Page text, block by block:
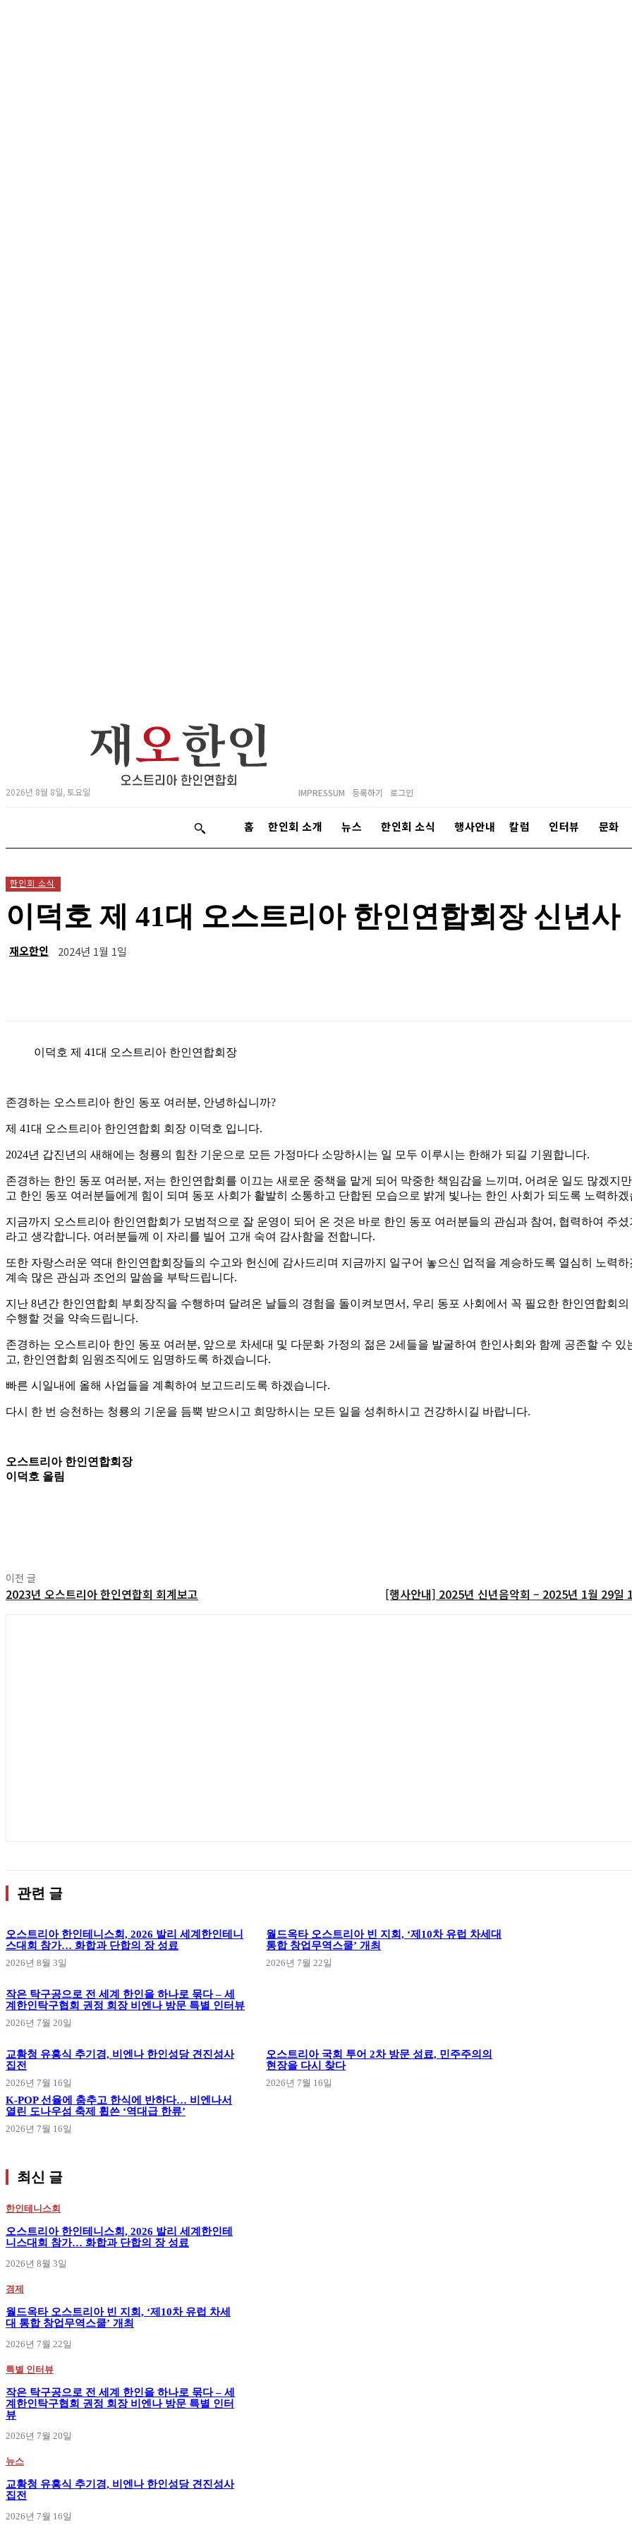
2026년 8월 8일, 토요일 IMPRESSUM 등록하기 로그인
홈 한인회 소개 뉴스 한인회 소식 행사안내 칼럼 인터뷰 문화
한인회 소식
이덕호 제 41대 오스트리아 한인연합회장 신년사
재오한인 2024년 1월 1일
이덕호 제 41대 오스트리아 한인연합회장
존경하는 오스트리아 한인 동포 여러분, 안녕하십니까?
제 41대 오스트리아 한인연합회 회장 이덕호 입니다.
2024년 갑진년의 새해에는 청룡의 힘찬 기운으로 모든 가정마다 소망하시는 일 모두 이루시는 한해가 되길 기원합니다.
존경하는 한인 동포 여러분, 저는 한인연합회를 이끄는 새로운 중책을 맡게 되어 막중한 책임감을 느끼며, 어려운 일도 많겠지
고 한인 동포 여러분들에게 힘이 되며 동포 사회가 활발히 소통하고 단합된 모습으로 밝게 빛나는 한인 사회가 되도록 노력하겠
지금까지 오스트리아 한인연합회가 모범적으로 잘 운영이 되어 온 것은 바로 한인 동포 여러분들의 관심과 참여, 협력하여 주
라고 생각합니다. 여러분들께 이 자리를 빌어 고개 숙여 감사함을 전합니다.
또한 자랑스러운 역대 한인연합회장들의 수고와 헌신에 감사드리며 지금까지 일구어 놓으신 업적을 계승하도록 열심히 노력
계속 많은 관심과 조언의 말씀을 부탁드립니다.
지난 8년간 한인연합회 부회장직을 수행하며 달려온 날들의 경험을 돌이켜보면서, 우리 동포 사회에서 꼭 필요한 한인연합회
수행할 것을 약속드립니다.
존경하는 오스트리아 한인 동포 여러분, 앞으로 차세대 및 다문화 가정의 젊은 2세들을 발굴하여 한인사회와 함께 공존할 수 있
고, 한인연합회 임원조직에도 임명하도록 하겠습니다.
빠른 시일내에 올해 사업들을 계획하여 보고드리도록 하겠습니다.
다시 한 번 승천하는 청룡의 기운을 듬뿍 받으시고 희망하시는 모든 일을 성취하시고 건강하시길 바랍니다.
오스트리아 한인연합회장
이덕호 올림
이전 글
2023년 오스트리아 한인연합회 회계보고 [행사안내] 2025년 신년음악회 – 2025년 1월 29일
관련 글
오스트리아 한인테니스회, 2026 발리 세계한인테니
스대회 참가… 화합과 단합의 장 성료
2026년 8월 3일
월드옥타 오스트리아 빈 지회, ‘제10차 유럽 차세대
통합 창업무역스쿨’ 개최
2026년 7월 22일
작은 탁구공으로 전 세계 한인을 하나로 묶다 – 세
계한인탁구협회 권정 회장 비엔나 방문 특별 인터뷰
2026년 7월 20일
교황청 유흥식 추기경, 비엔나 한인성당 견진성사
집전
2026년 7월 16일
오스트리아 국회 투어 2차 방문 성료, 민주주의의
현장을 다시 찾다
2026년 7월 16일
K-POP 선율에 춤추고 한식에 반하다… 비엔나서
열린 도나우섬 축제 휩쓴 ‘역대급 한류’
2026년 7월 16일
최신 글
한인테니스회
오스트리아 한인테니스회, 2026 발리 세계한인테
니스대회 참가… 화합과 단합의 장 성료
2026년 8월 3일
경제
월드옥타 오스트리아 빈 지회, ‘제10차 유럽 차세
대 통합 창업무역스쿨’ 개최
2026년 7월 22일
특별 인터뷰
작은 탁구공으로 전 세계 한인을 하나로 묶다 – 세
계한인탁구협회 권정 회장 비엔나 방문 특별 인터
뷰
2026년 7월 20일
뉴스
교황청 유흥식 추기경, 비엔나 한인성당 견진성사
집전
2026년 7월 16일